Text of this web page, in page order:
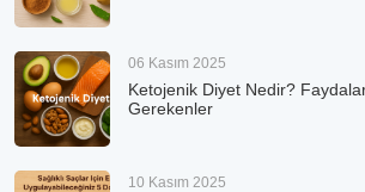
06 Kasım 2025
Ketojenik Diyet Nedir?
Gerekenler
10 Kasım 2025